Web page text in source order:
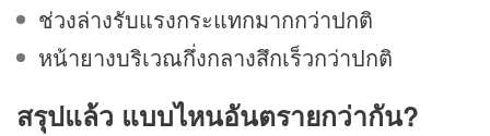
ช่วงล่างรับแรงกระแทกมากกว่าปกติ
หน้ายางบริเวณกึ่งกลางสึกเร็วกว่าปกติ
สรุปแล้ว แบบไหนอันตรายกว่ากัน?